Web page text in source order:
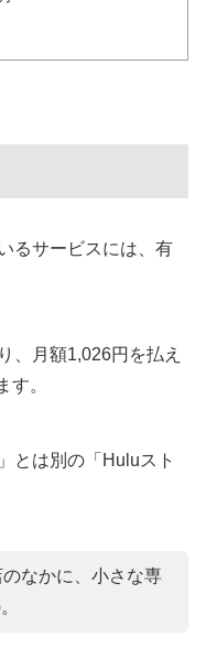
るサービスには、有
、月額1,026円を払え
す。
とは別の「Huluスト
なかに、小さな専